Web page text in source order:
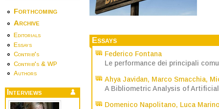
Forthcoming
Archive
Editorials
Essays
Contrib's
Contrib's & WP
Authors
Interviews
Essays
Federico Fontana
Le performance dei principali
Ahya Javidan, Marco Smacchia,
A Bibliometric Analysis of
Domenico Napolitano, Luca